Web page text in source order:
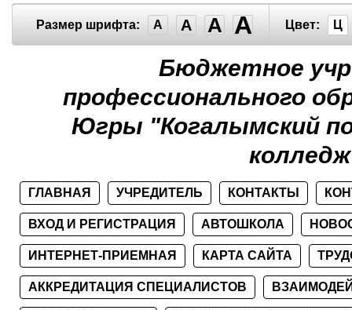
Размер шрифта: A A A A Цвет: Ц
Бюджетное
профессионального
Югры "Когалымский
ГЛАВНАЯ УЧРЕДИТЕЛЬ КОНТАКТЫ
ВХОД И РЕГИСТРАЦИЯ АВТОШКОЛА
ИНТЕРНЕТ-ПРИЕМНАЯ КАРТА САЙТА
АККРЕДИТАЦИЯ СПЕЦИАЛИСТОВ